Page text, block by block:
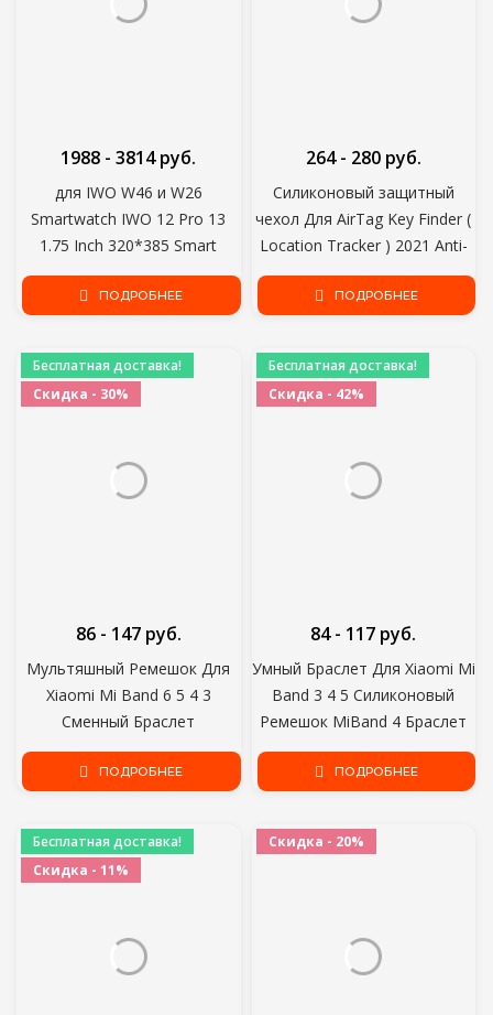
для IWO W46 и W26
Smartwatch IWO 12 Pro 13
1.75 Inch 320*385 Smart
Watch Мужчины Женщины
DIY Watch Face
Устройство Термометр
1988 - 3814 руб.
ПОДРОБНЕЕ
Силиконовый защитный
чехол Для AirTag Key Finder (
Location Tracker ) 2021 Anti-
Scratch Anti-Lost Защитный
чехол с брелком
264 - 280 руб.
ПОДРОБНЕЕ
Бесплатная доставка!
Скидка - 30%
Мультяшный Ремешок Для
Xiaomi Mi Band 6 5 4 3
Сменный Браслет
Силиконовый TPU Мягкий
Браслет Для Amazfit Band 5
86 - 147 руб.
ПОДРОБНЕЕ
Бесплатная доставка!
Скидка - 42%
Умный Браслет Для Xiaomi Mi
Band 3 4 5 Силиконовый
Ремешок MiBand 4 Браслет
Ремешок Miband 5 Ремешок
Для Xiaomi Mi Band 4
84 - 117 руб.
ПОДРОБНЕЕ
Бесплатная доставка!
Скидка - 11%
Скидка - 20%